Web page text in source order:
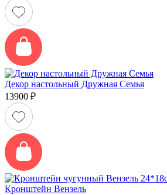
Декор настольный Дружная Семья
13900 ₽
Кронштейн Вензель